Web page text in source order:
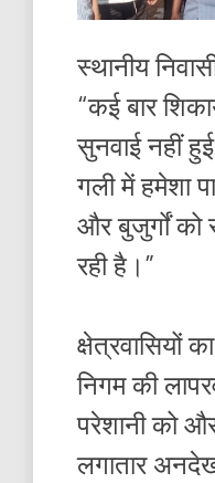
स्थानीय
“कई बार
सुनवाई नहीं
गली में हमेशा
और बुजुर्गों को
रही है।”
क्षेत्रवासियों
निगम की
परेशानी को
लगातार